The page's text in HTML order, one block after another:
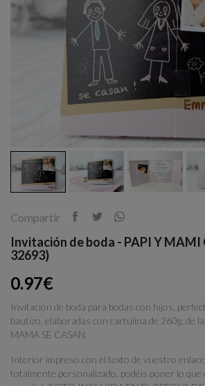
Compartir
Invitación de boda - PAPI Y MAMI
32693)
0.97€
Invitación de boda para bodas con hijos,
bautizo, elaboradas con cartulina de 260g, de
MAMA SE CASAN.
Interior impreso con el texto de vuestro
totalmente personalizado, podéis poner lo que